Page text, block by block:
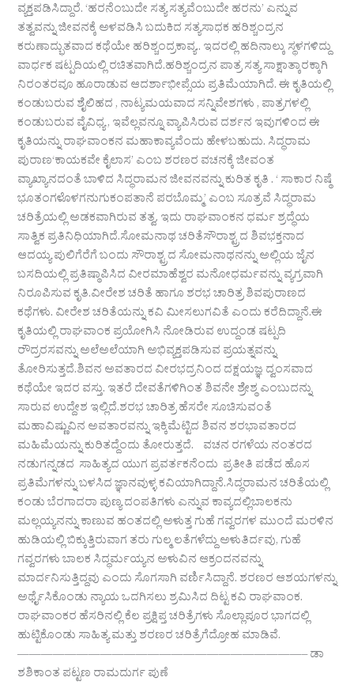
ವ್ಯಕ್ತಪಡಿಸಿದ್ದಾರೆ. ‘ಹರನೆಂಬುದೇ ಸತ್ಯ ಸತ್ಯವೆಂಬುದೇ ಹರನು’ ಎನ್ನುವ
ತತ್ವವನ್ನು ಜೀವನಕ್ಕೆ ಅಳವಡಿಸಿ ಬದುಕಿದ ಸತ್ಯಸಾಧಕ ಹರಿಶ್ಚಂದ್ರನ
ಕರುಣಾದ್ಭುತವಾದ ಕಥೆಯೇ ಹರಿಶ್ಚಂದ್ರಕಾವ್ಯ.. ಇದರಲ್ಲಿ ಹದಿನಾಲ್ಕು ಸ್ಥಳಗಳಿದ್ದು
ವಾರ್ಧಕ ಷಟ್ಪದಿಯಲ್ಲಿ ರಚಿತವಾಗಿದೆ.ಹರಿಶ್ಚಂದ್ರನ ಪಾತ್ರ ಸತ್ಯ ಸಾಕ್ಷಾತ್ಕಾರಕ್ಕಾಗಿ
ನಿರಂತರವೂ ಹೂರಾಡುವ ಆದರ್ಶಾಭೀಪ್ಸೆಯ ಪ್ರತಿಮೆಯಾಗಿದೆ. ಈ ಕೃತಿಯಲ್ಲಿ
ಕಂಡುಬರುವ ಶೈಲಿಹದ , ನಾಟ್ಯಮಯವಾದ ಸನ್ನಿವೇಶಗಳು , ಪಾತ್ರಗಳಲ್ಲಿ
ಕಂಡುಬರುವ ವೈವಿಧ್ಯ , ಇವೆಲ್ಲವನ್ನೂ ವ್ಯಾಪಿಸಿರುವ ದರ್ಶನ ಇವುಗಳಿಂದ ಈ
ಕೃತಿಯನ್ನು ರಾಘವಾಂಕನ ಮಹಾಕಾವ್ಯವೆಂದು ಹೇಳಬಹುದು. ಸಿದ್ಧರಾಮ
ಪುರಾಣ‘ಕಾಯಕವೇ ಕೈಲಾಸ’ ಎಂಬ ಶರಣರ ವಚನಕ್ಕೆ ಜೀವಂತ
ವ್ಯಾಖ್ಯಾನದಂತೆ ಬಾಳಿದ ಸಿದ್ಧರಾಮನ ಜೀವನವನ್ನು ಕುರಿತ ಕೃತಿ . ‘ ಸಾಕಾರ ನಿಷ್ಠೆ
ಭೂತಂಗಳೊಳಗನುಗುಕಂಪತಾನೆ ಪರಬೊಮ್ಮ’ ಎಂಬ ಸೂತ್ರವೆ ಸಿದ್ಧರಾಮ
ಚರಿತ್ರೆಯಲ್ಲಿ ಅಡಕವಾಗಿರುವ ತತ್ವ. ಇದು ರಾಘವಾಂಕನ ಧರ್ಮ ಶ್ರದ್ಧೆಯ
ಸಾತ್ವಿಕ ಪ್ರತಿನಿಧಿಯಾಗಿದೆ.ಸೋಮನಾಥ ಚರಿತೆಸೌರಾಶ್ಟ್ರದ ಶಿವಭಕ್ತನಾದ
ಆದಯ್ಯ ಪುಲಿಗೆರೆಗೆ ಬಂದು ಸೌರಾಶ್ಟ್ರದ ಸೋಮನಾಥನನ್ನು ಅಲ್ಲಿಯ ಜೈನ
ಬಸದಿಯಲ್ಲಿ ಪ್ರತಿಷ್ಠಾಪಿಸಿದ ವೀರಮಾಹೆಶ್ವರ ಮನೋಧರ್ಮವನ್ನು ವ್ಯಗ್ರವಾಗಿ
ನಿರೂಪಿಸುವ ಕೃತಿ.ವೀರೇಶ ಚರಿತೆ ಹಾಗೂ ಶರಭ ಚಾರಿತ್ರ ಶಿವಪುರಾಣದ
ಕಥೆಗಳು. ವೀರೇಶ ಚರಿತೆಯನ್ನು ಕವಿ ಮೀಸಲುಗವಿತೆ ಎಂದು ಕರೆದಿದ್ದಾನೆ.ಈ
ಕೃತಿಯಲ್ಲಿ ರಾಘವಾಂಕ ಪ್ರಯೋಗಿಸಿ ನೋಡಿರುವ ಉದ್ದಂಡ ಷಟ್ಪದಿ
ರೌದ್ರರಸವನ್ನು ಅಲೆಅಲೆಯಾಗಿ ಅಭಿವ್ಯಕ್ತಪಡಿಸುವ ಪ್ರಯತ್ನವನ್ನು
ತೋರಿಸುತ್ತದೆ.ಶಿವನ ಅವತಾರದ ವೀರಭದ್ರನಿಂದ ದಕ್ಷಯಜ್ಞ ದ್ವಂಸವಾದ
ಕಥೆಯೇ ಇದರ ವಸ್ತು. ಇತರೆ ದೇವತೆಗಳಿಗಿಂತ ಶಿವನೇ ಶ್ರೇಶ್ಠ ಎಂಬುದನ್ನು
ಸಾರುವ ಉದ್ದೇಶ ಇಲ್ಲಿದೆ.ಶರಭ ಚಾರಿತ್ರ ಹೆಸರೇ ಸೂಚಿಸುವಂತೆ
ಮಹಾವಿಷ್ಣುವಿನ ಅವತಾರವನ್ನು ಇಕ್ಕಿಮೆಟ್ಟಿದ ಶಿವನ ಶರಭಾವತಾರದ
ಮಹಿಮೆಯನ್ನು ಕುರಿತದ್ದೆಂದು ತೋರುತ್ತದೆ. ವಚನ ರಗಳೆಯ ನಂತರದ
ನಡುಗನ್ನಡದ ಸಾಹಿತ್ಯದ ಯುಗ ಪ್ರವರ್ತಕನೆಂದು ಪ್ರತೀತಿ ಪಡೆದ ಹೊಸ
ಪ್ರತಿಮೆಗಳನ್ನು ಬಳಸಿದ ಜ್ಞಾನವುಳ್ಳ ಕವಿಯಾಗಿದ್ದಾನೆ.ಸಿದ್ಧರಾಮನ ಚರಿತೆಯಲ್ಲಿ
ಕಂಡು ಬೆರಗಾದರಾ ಪುಣ್ಯ ದಂಪತಿಗಳು ಎನ್ನುವ ಕಾವ್ಯದಲ್ಲಿಬಾಲಕನು
ಮಲ್ಲಯ್ಯನನ್ನು ಕಾಣುವ ಹಂತದಲ್ಲಿ ಅಳುತ್ತ ಗುಹೆ ಗವ್ವರಗಳ ಮುಂದೆ ಮರಳಿನ
ಹುಡಿಯಲ್ಲಿ ಬಿಕ್ಕುತ್ತಿರುವಾಗ ತರು ಗುಲ್ಮ ಲತೆಗಳೆದ್ದು ಅಳುತಿರ್ದವು, ಗುಹೆ
ಗವ್ವರಗಳು ಬಾಲಕ ಸಿದ್ಧರ್ಮಯ್ಯನ ಅಳುವಿನ ಆಕ್ರಂದನವನ್ನು
ಮಾರ್ದನಿಸುತ್ತಿದ್ದವು ಎಂದು ಸೊಗಸಾಗಿ ವರ್ಣಿಸಿದ್ದಾನೆ. ಶರಣರ ಆಶಯಗಳನ್ನು
ಅರ್ಥೈಸಿಕೊಂಡು ನ್ಯಾಯ ಒದಗಿಸಲು ಶ್ರಮಿಸಿದ ದಿಟ್ಟ ಕವಿ ರಾಘವಾಂಕ.
ರಾಘವಾಂಕರ ಹೆಸರಿನಲ್ಲಿ ಕೆಲ ಪ್ರಕ್ಷಿಪ್ತ ಚರಿತ್ರೆಗಳು ಸೊಲ್ಲಾಪೂರ ಭಾಗದಲ್ಲಿ
ಹುಟ್ಟಿಕೊಂಡು ಸಾಹಿತ್ಯ ಮತ್ತು ಶರಣರ ಚರಿತ್ರೆಗೆದ್ರೋಹ ಮಾಡಿವೆ.
————————————————————————– ಡಾ
ಶಶಿಕಾಂತ ಪಟ್ಟಣ ರಾಮದುರ್ಗ ಪುಣೆ